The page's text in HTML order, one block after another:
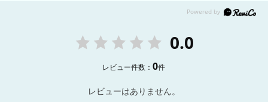
0.0
レビュー件数：0件
レビューはありません。